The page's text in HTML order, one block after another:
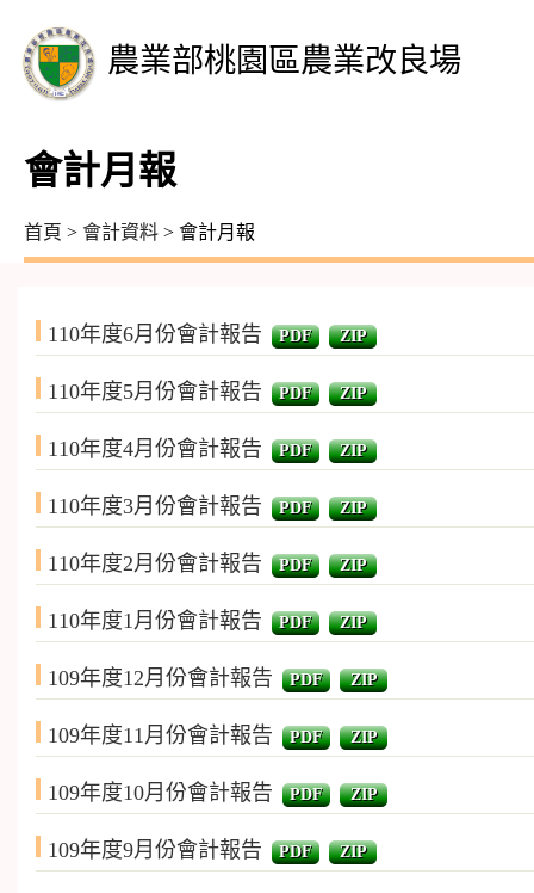
農業部桃園區農業改良場
會計月報
首頁 > 會計資料 > 會計月報
110年度6月份會計報告 PDF ZIP
110年度5月份會計報告 PDF ZIP
110年度4月份會計報告 PDF ZIP
110年度3月份會計報告 PDF ZIP
110年度2月份會計報告 PDF ZIP
110年度1月份會計報告 PDF ZIP
109年度12月份會計報告 PDF ZIP
109年度11月份會計報告 PDF ZIP
109年度10月份會計報告 PDF ZIP
109年度9月份會計報告 PDF ZIP